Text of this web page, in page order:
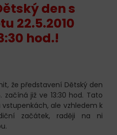
den s
22.5.2010
hod.!
že představení Dětský den
již ve 13:30 hod. Tato
ale vzhledem k
začátek, raději na ni